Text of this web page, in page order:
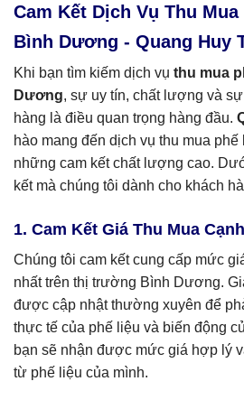
Cam Kết Dịch Vụ Thu
Bình Dương - Quang Huy
Khi bạn tìm kiếm dịch vụ thu mua
Dương, sự uy tín, chất lượng và
hàng là điều quan trọng hàng đầu.
hào mang đến dịch vụ thu mua
những cam kết chất lượng cao.
kết mà chúng tôi dành cho khách
1. Cam Kết Giá Thu Mua
Chúng tôi cam kết cung cấp mức
nhất trên thị trường Bình Dương.
được cập nhật thường xuyên để
thực tế của phế liệu và biến động
bạn sẽ nhận được mức giá hợp lý
từ phế liệu của mình.